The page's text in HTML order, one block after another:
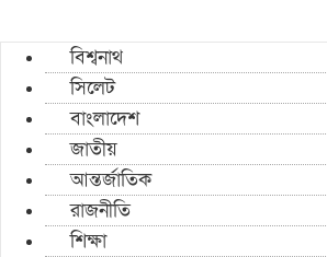
বিশ্বনাথ
সিলেট
বাংলাদেশ
জাতীয়
আন্তর্জাতিক
রাজনীতি
শিক্ষা